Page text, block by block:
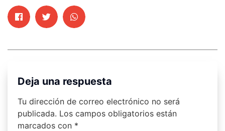
Deja una respuesta
Tu dirección de correo electrónico no será
publicada. Los campos obligatorios están
marcados con *